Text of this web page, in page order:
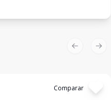
Comparar
Previous